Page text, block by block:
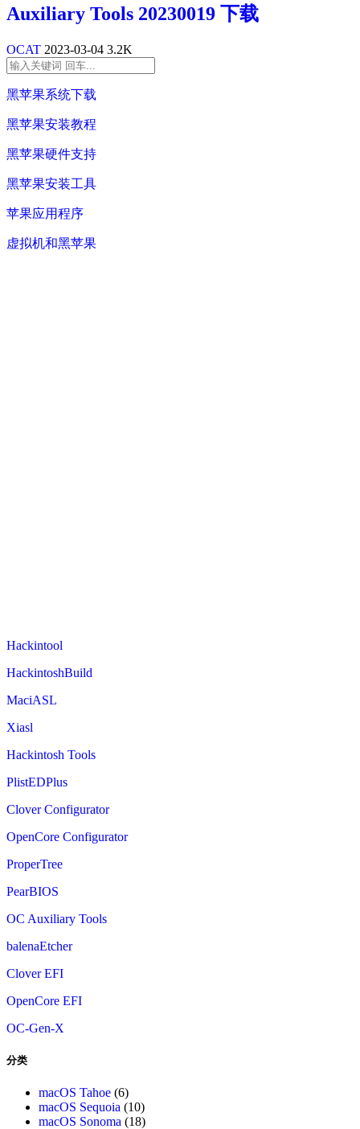
Auxiliary Tools 20230019 下载
OCAT 2023-03-04 3.2K
黑苹果系统下载
黑苹果安装教程
黑苹果硬件支持
黑苹果安装工具
苹果应用程序
虚拟机和黑苹果
Hackintool
HackintoshBuild
MaciASL
Xiasl
Hackintosh Tools
PlistEDPlus
Clover Configurator
OpenCore Configurator
ProperTree
PearBIOS
OC Auxiliary Tools
balenaEtcher
Clover EFI
OpenCore EFI
OC-Gen-X
分类
macOS Tahoe (6)
macOS Sequoia (10)
macOS Sonoma (18)